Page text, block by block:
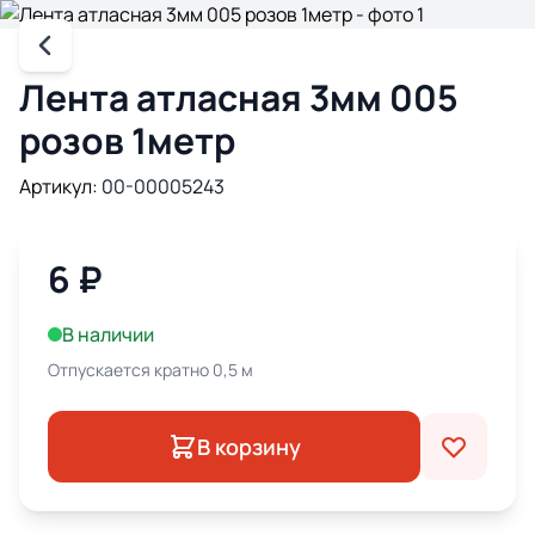
Лента атласная 3мм 005
розов 1метр
Артикул: 00-00005243
6 ₽
В наличии
Отпускается кратно 0,5 м
В корзину